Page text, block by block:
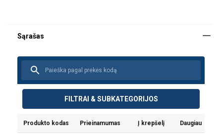
FILTRAI & SUBKATEGORIJOS
Produkto kodas Prieinamumas Į krepšelį Daugiau